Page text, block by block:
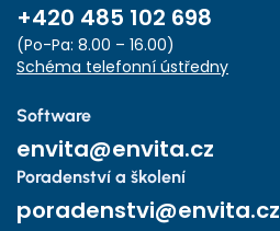
+420 485 102 698
(Po-Pa: 8.00 – 16.00)
Schéma telefonní ústředny
Software
envita@envita.cz
Poradenství a školení
poradenstvi@envita.cz